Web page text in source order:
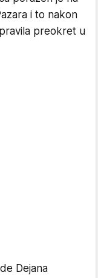
i to nakon
preokret u
Dejana